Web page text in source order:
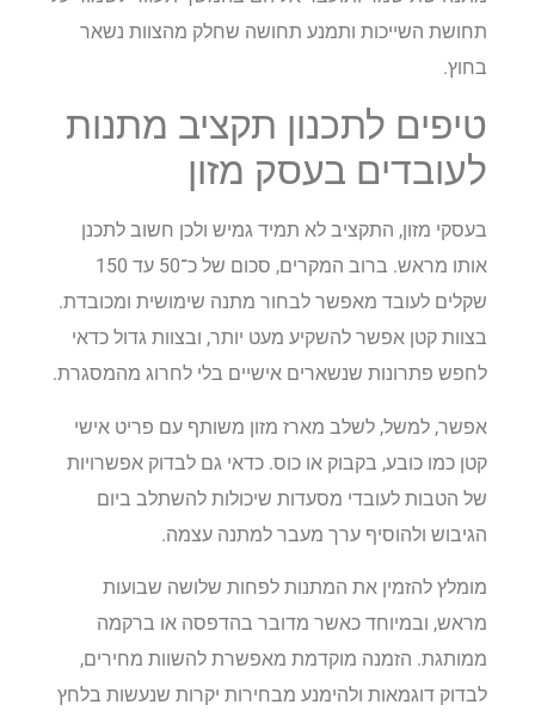
תחושת השייכות ותמנע תחושה שחלק מהצוות נשאר
בחוץ.
טיפים לתכנון תקציב מתנות
לעובדים בעסק מזון
בעסקי מזון, התקציב לא תמיד גמיש ולכן חשוב לתכנן
אותו מראש. ברוב המקרים, סכום של כ־50 עד 150
שקלים לעובד מאפשר לבחור מתנה שימושית ומכובדת.
בצוות קטן אפשר להשקיע מעט יותר, ובצוות גדול כדאי
לחפש פתרונות שנשארים אישיים בלי לחרוג מהמסגרת.
אפשר, למשל, לשלב מארז מזון משותף עם פריט אישי
קטן כמו כובע, בקבוק או כוס. כדאי גם לבדוק אפשרויות
של הטבות לעובדי מסעדות שיכולות להשתלב ביום
הגיבוש ולהוסיף ערך מעבר למתנה עצמה.
מומלץ להזמין את המתנות לפחות שלושה שבועות
מראש, ובמיוחד כאשר מדובר בהדפסה או ברקמה
ממותגת. הזמנה מוקדמת מאפשרת להשוות מחירים,
לבדוק דוגמאות ולהימנע מבחירות יקרות שנעשות בלחץ